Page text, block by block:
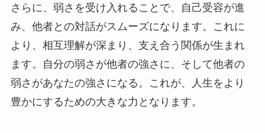
さらに、弱さを受け入れることで、自己受容が進
み、他者との対話がスムーズになります。これに
より、相互理解が深まり、支え合う関係が生まれ
ます。自分の弱さが他者の強さに、そして他者の
弱さがあなたの強さになる。これが、人生をより
豊かにするための大きな力となります。